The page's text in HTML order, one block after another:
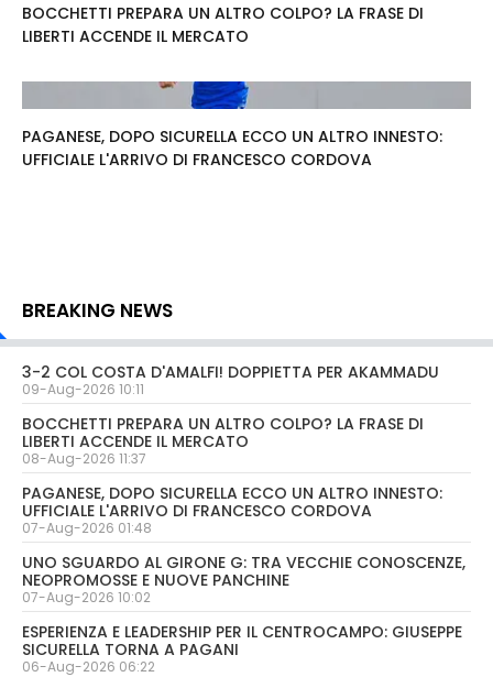
BOCCHETTI PREPARA UN ALTRO COLPO? LA FRASE DI
LIBERTI ACCENDE IL MERCATO
PAGANESE, DOPO SICURELLA ECCO UN ALTRO INNESTO:
UFFICIALE L'ARRIVO DI FRANCESCO CORDOVA
BREAKING NEWS
3-2 COL COSTA D'AMALFI! DOPPIETTA PER AKAMMADU
09-Aug-2026 10:11
BOCCHETTI PREPARA UN ALTRO COLPO? LA FRASE DI
LIBERTI ACCENDE IL MERCATO
08-Aug-2026 11:37
PAGANESE, DOPO SICURELLA ECCO UN ALTRO INNESTO:
UFFICIALE L'ARRIVO DI FRANCESCO CORDOVA
07-Aug-2026 01:48
UNO SGUARDO AL GIRONE G: TRA VECCHIE CONOSCENZE,
NEOPROMOSSE E NUOVE PANCHINE
07-Aug-2026 10:02
ESPERIENZA E LEADERSHIP PER IL CENTROCAMPO: GIUSEPPE
SICURELLA TORNA A PAGANI
06-Aug-2026 06:22